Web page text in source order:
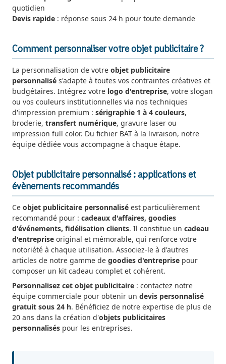
quotidien
Devis rapide : réponse sous 24 h pour toute demande
Comment personnaliser votre objet publicitaire ?
La personnalisation de votre objet publicitaire
personnalisé s'adapte à toutes vos contraintes créatives et
budgétaires. Intégrez votre logo d'entreprise, votre slogan
ou vos couleurs institutionnelles via nos techniques
d'impression premium : sérigraphie 1 à 4 couleurs,
broderie, transfert numérique, gravure laser ou
impression full color. Du fichier BAT à la livraison, notre
équipe dédiée vous accompagne à chaque étape.
Objet publicitaire personnalisé : applications et
évènements recommandés
Ce objet publicitaire personnalisé est particulièrement
recommandé pour : cadeaux d'affaires, goodies
d'événements, fidélisation clients. Il constitue un cadeau
d'entreprise original et mémorable, qui renforce votre
notoriété à chaque utilisation. Associez-le à d'autres
articles de notre gamme de goodies d'entreprise pour
composer un kit cadeau complet et cohérent.
Personnalisez cet objet publicitaire : contactez notre
équipe commerciale pour obtenir un devis personnalisé
gratuit sous 24 h. Bénéficiez de notre expertise de plus de
20 ans dans la création d'objets publicitaires
personnalisés pour les entreprises.